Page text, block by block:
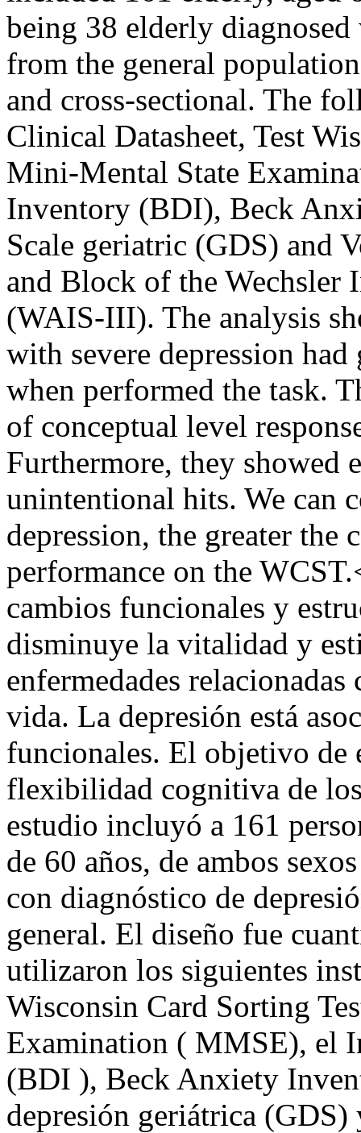
being 38 elderly
from the general
and cross-sectional. The
Clinical Datasheet, Test
Mini-Mental State
Inventory (BDI), Beck
Scale geriatric (GDS) and
and Block of the
(WAIS-III). The analysis
with severe depression
when performed the task.
of conceptual level
Furthermore, they showed
unintentional hits. We can
depression, the greater
performance on the
cambios funcionales y
disminuye la vitalidad y
enfermedades
vida. La depresión está
funcionales. El objetivo de
flexibilidad cognitiva de
estudio incluyó a 161
de 60 años, de ambos
con diagnóstico de
general. El diseño fue
utilizaron los siguientes
Wisconsin Card Sorting
Examination ( MMSE), el
(BDI ), Beck Anxiety
depresión geriátrica